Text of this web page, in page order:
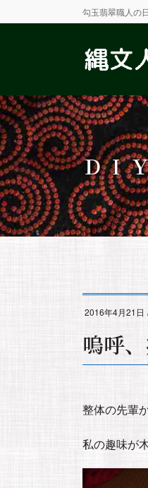
勾玉翡翠職人の
ＤＩ
2016年4月21日
嗚呼
整体の先輩
私の趣味が